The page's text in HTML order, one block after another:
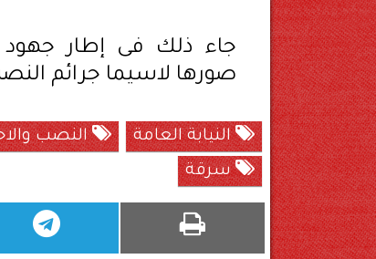
جاء ذلك فى إطار جهود
صورها لاسيما جرائم
النيابة العامة النصب
سرقة